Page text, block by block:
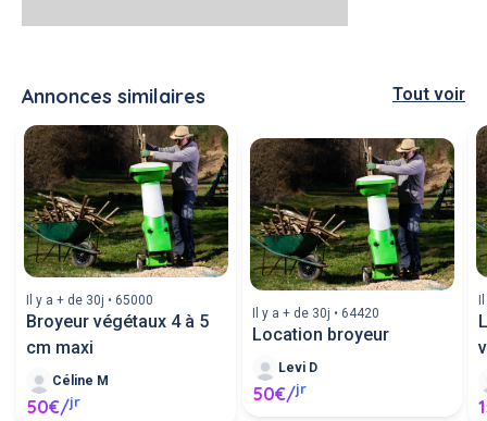
Annonces similaires Tout voir
Il y a + de 30j • 65000
Broyeur végétaux 4 à 5
cm maxi
Céline M
50€/jr
Il y a + de 30j • 64420
Location broyeur
Levi D
50€/jr
Il